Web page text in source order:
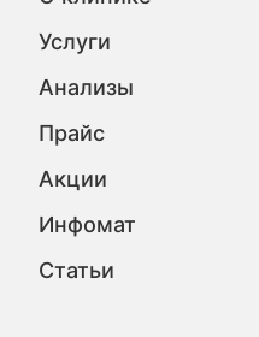
Услуги
Анализы
Прайс
Акции
Инфомат
Статьи